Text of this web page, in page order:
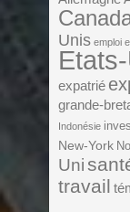
Unis emploi
expatrié
grande-
Indonésie
New-York
Uni
travail